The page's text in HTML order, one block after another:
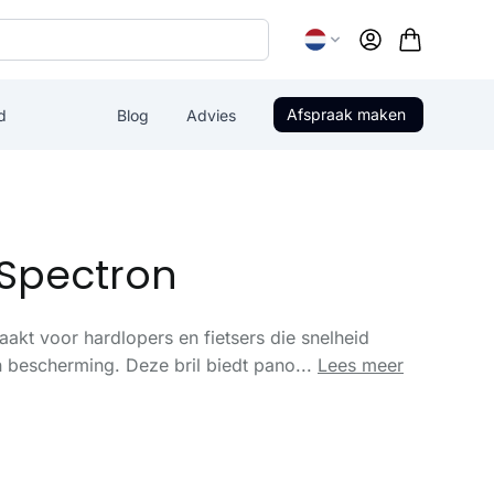
Account
Blog Advies Afspraak maken
voor hardlopers en fietsers die snelheid
Deze bril biedt pano... Lees meer